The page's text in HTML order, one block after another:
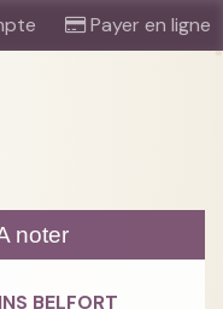
Payer en ligne
noter
BELFORT